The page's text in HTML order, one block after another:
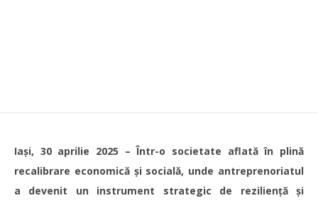
Iași, 30 aprilie 2025 – Într-o societate aflată în plină
recalibrare economică și socială, unde antreprenoriatul
a devenit un instrument strategic de reziliență și